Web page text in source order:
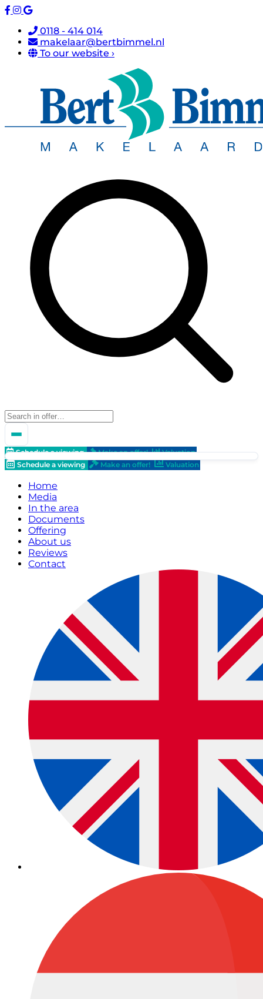
0118 - 414 014
makelaar@bertbimmel.nl
To our website ›
Schedule a viewing Make an offer!
Valuation
Schedule a viewing
Make an offer! Valuation
Home
Media
In the area
Documents
Offering
About us
Reviews
Contact